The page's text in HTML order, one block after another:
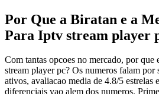
Por Que a Biratan e a
Para Iptv stream player
Com tantas opcoes no mercado, por
stream player pc? Os numeros falam por
ativos, avaliacao media de 4.8/5 estrelas
diferenciais vao alem dos numeros.